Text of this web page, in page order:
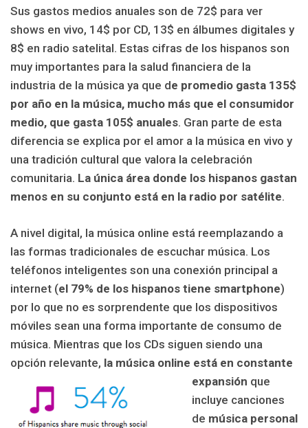
Sus gastos medios anuales son de 72$ para ver
shows en vivo, 14$ por CD, 13$ en álbumes digitales y
8$ en radio satelital. Estas cifras de los hispanos son
muy importantes para la salud financiera de la
industria de la música ya que de promedio gasta 135$
por año en la música, mucho más que el consumidor
medio, que gasta 105$ anuales. Gran parte de esta
diferencia se explica por el amor a la música en vivo y
una tradición cultural que valora la celebración
comunitaria. La única área donde los hispanos gastan
menos en su conjunto está en la radio por satélite.
A nivel digital, la música online está reemplazando a
las formas tradicionales de escuchar música. Los
teléfonos inteligentes son una conexión principal a
internet (el 79% de los hispanos tiene smartphone)
por lo que no es sorprendente que los dispositivos
móviles sean una forma importante de consumo de
música. Mientras que los CDs siguen siendo una
opción relevante, la música online está en constante
expansión que
incluye canciones
de música personal